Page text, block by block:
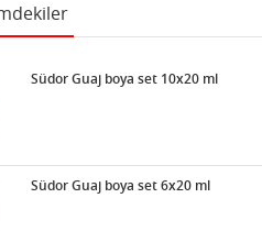
Südor Guaj boya set 10x20 ml
Südor Guaj boya set 6x20 ml